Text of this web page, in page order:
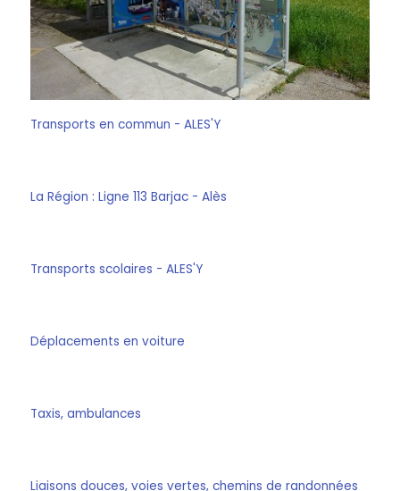
Transports en commun - ALES'Y
La Région : Ligne 113 Barjac - Alès
Transports scolaires - ALES'Y
Déplacements en voiture
Taxis, ambulances
Liaisons douces, voies vertes, chemins de randonnées